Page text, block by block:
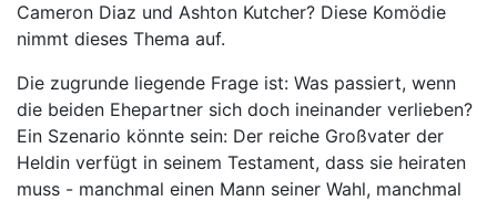
Cameron Diaz und Ashton Kutcher? Diese Komödie
nimmt dieses Thema auf.
Die zugrunde liegende Frage ist: Was passiert, wenn
die beiden Ehepartner sich doch ineinander verlieben?
Ein Szenario könnte sein: Der reiche Großvater der
Heldin verfügt in seinem Testament, dass sie heiraten
muss - manchmal einen Mann seiner Wahl, manchmal